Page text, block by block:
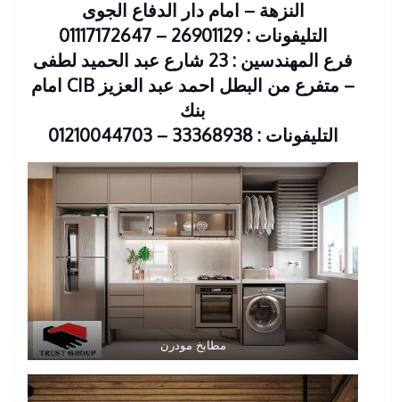
النزهة – امام دار الدفاع الجوى
التليفونات : 26901129 – 01117172647
فرع المهندسين : 23 شارع عبد الحميد لطفى
– متفرع من البطل احمد عبد العزيز CIB امام
بنك
التليفونات : 33368938 – 01210044703
مطابخ مودرن